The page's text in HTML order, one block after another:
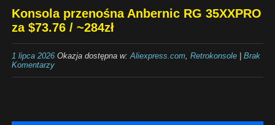
Konsola przenośna Anbernic RG 35XXPRO
za $73.76 / ~284zł
1 lipca 2026Okazja dostępna w: Aliexpress.com, Retrokonsole| Brak
Komentarzy